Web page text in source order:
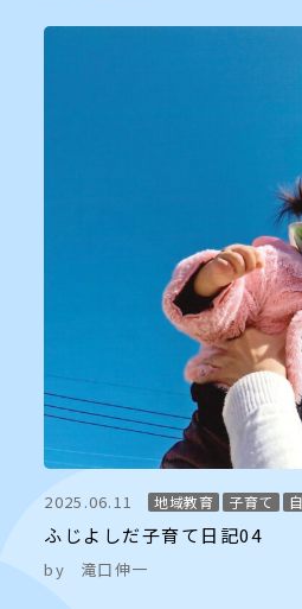
2025.06.11 地域教育 子育て
ふじよしだ子育て日記04
by 滝口伸一